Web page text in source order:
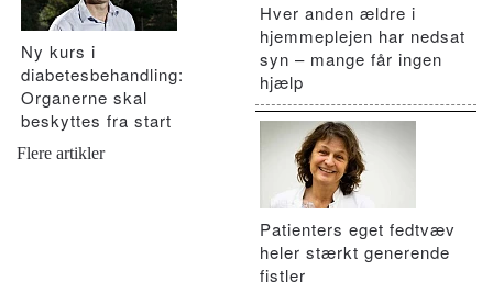
Ny kurs i
diabetesbehandling:
Organerne skal
beskyttes fra start
Flere artikler
Hver anden ældre i
hjemmeplejen har nedsat
syn – mange får ingen
hjælp
Patienters eget fedtvæv
heler stærkt generende
fistler